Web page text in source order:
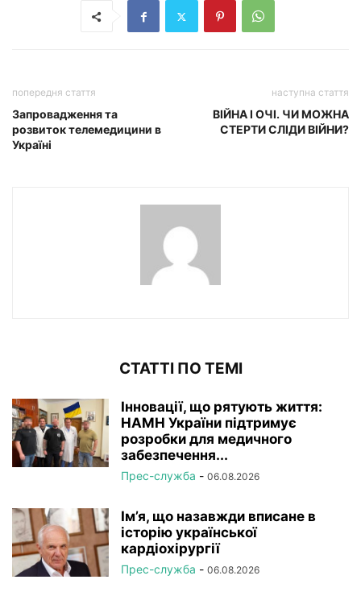
попередня стаття
Запровадження та
розвиток телемедицини в
Україні
наступна стаття
ВІЙНА І ОЧІ. ЧИ МОЖНА
СТЕРТИ СЛІДИ ВІЙНИ?
СТАТТІ ПО ТЕМІ
Інновації, що рятують життя:
НАМН України підтримує
розробки для медичного
забезпечення...
Прес-служба - 06.08.2026
Ім’я, що назавжди вписане в
історію української
кардіохірургії
Прес-служба - 06.08.2026